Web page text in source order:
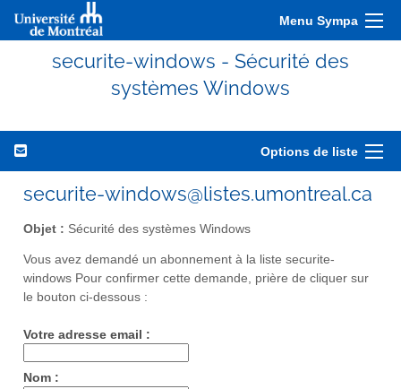
Menu Sympa
securite-windows - Sécurité des
systèmes Windows
Options de liste
securite-windows@listes.umontreal.ca
Objet : Sécurité des systèmes Windows
Vous avez demandé un abonnement à la liste securite-
windows Pour confirmer cette demande, prière de cliquer sur
le bouton ci-dessous :
Votre adresse email :
Nom :